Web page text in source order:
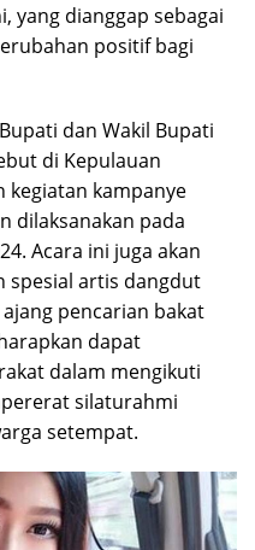
yang dianggap sebagai
positif bagi
dan Wakil Bupati
di Kepulauan
kegiatan kampanye
dilaksanakan pada
Acara ini juga akan
spesial artis dangdut
pencarian bakat
dapat
dalam mengikuti
silaturahmi
setempat.